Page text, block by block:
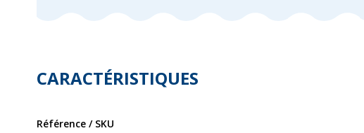
CARACTÉRISTIQUES
Référence / SKU